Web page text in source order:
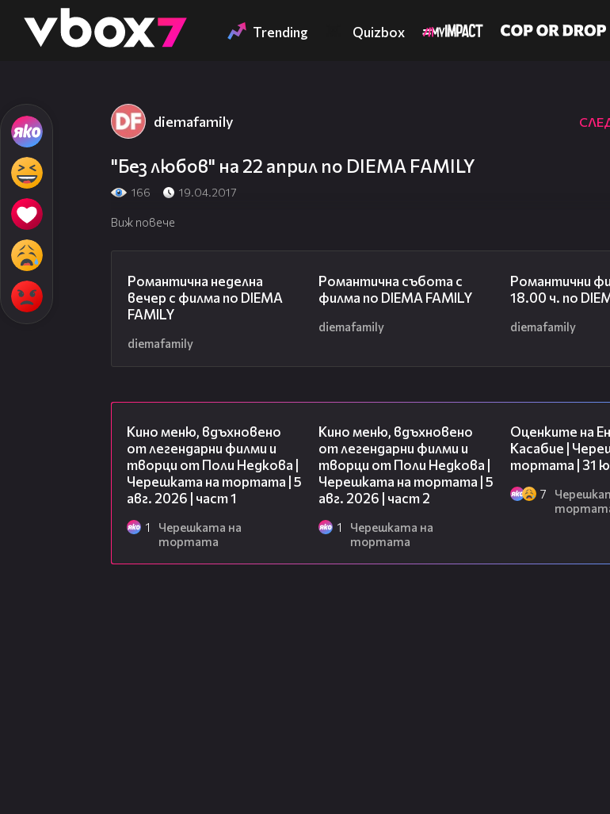
👾 Trending Quizbox
diemafamily
"Без любов" на 22 април по DIEMA FAMILY
166 19.04.2017
Виж повече
Романтична неделна
вечер с филма по DIEMA
FAMILY
diemafamily
Романтична събота с
филма по DIEMA FAMILY
diemafamily
Романтични
18.00 ч. по
diemafamily
Кино меню, вдъхновено
от легендарни филми и
творци от Поли Недкова |
Черешката на тортата | 5
авг. 2026 | част 1
1
Черешката на
тортата
Кино меню, вдъхновено
от легендарни филми и
творци от Поли Недкова |
Черешката на тортата | 5
авг. 2026 | част 2
1
Черешката на
тортата
Оценките на
Касабие |
тортата | 31
7